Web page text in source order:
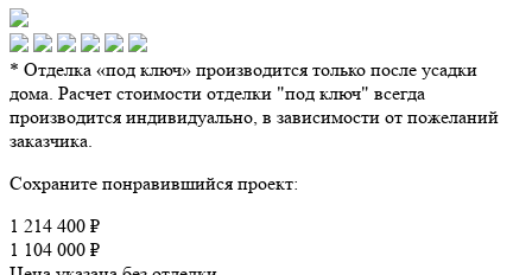
* Отделка «под ключ» производится только после усадки
дома. Расчет стоимости отделки "под ключ" всегда
производится индивидуально, в зависимости от пожеланий
заказчика.
Сохраните понравившийся проект:
1 214 400 ₽
1 104 000 ₽